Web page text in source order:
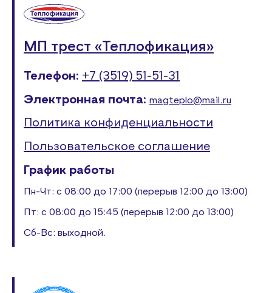
МП трест «Теплофикация»
Телефон: +7 (3519) 51-51-31
Электронная почта: magteplo@mail.ru
Политика конфиденциальности
Пользовательское соглашение
График работы
Пн-Чт: с 08:00 до 17:00 (перерыв 12:00 до 13:00)
Пт: с 08:00 до 15:45 (перерыв 12:00 до 13:00)
Сб-Вс: выходной.